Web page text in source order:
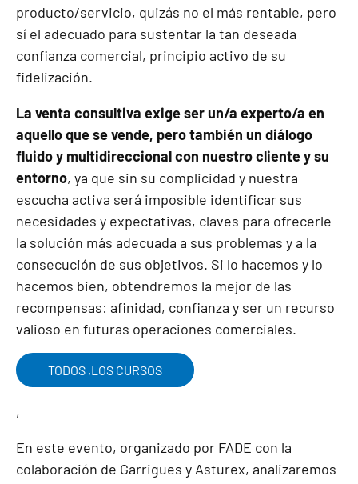
producto/servicio, quizás no el más rentable, pero
sí el adecuado para sustentar la tan deseada
confianza comercial, principio activo de su
fidelización.
La venta consultiva exige ser un/a experto/a en
aquello que se vende, pero también un diálogo
fluido y multidireccional con nuestro cliente y su
entorno, ya que sin su complicidad y nuestra
escucha activa será imposible identificar sus
necesidades y expectativas, claves para ofrecerle
la solución más adecuada a sus problemas y a la
consecución de sus objetivos. Si lo hacemos y lo
hacemos bien, obtendremos la mejor de las
recompensas: afinidad, confianza y ser un recurso
valioso en futuras operaciones comerciales.
TODOS ,LOS CURSOS
,
En este evento, organizado por FADE con la
colaboración de Garrigues y Asturex, analizaremos